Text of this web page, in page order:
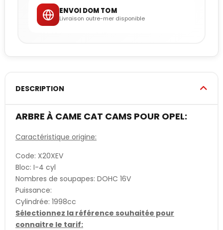
ENVOI DOM TOM
Livraison outre-mer disponible
DESCRIPTION
ARBRE À CAME CAT CAMS POUR OPEL:
Caractéristique origine:
Code: X20XEV
Bloc: I-4 cyl
Nombres de soupapes: DOHC 16V
Puissance:
Cylindrée: 1998cc
Sélectionnez la référence souhaitée pour
connaitre le tarif: